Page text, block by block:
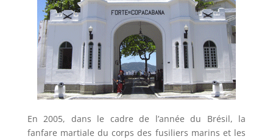
En 2005, dans le cadre de l’année du Brésil, la
fanfare martiale du corps des fusiliers marins et les